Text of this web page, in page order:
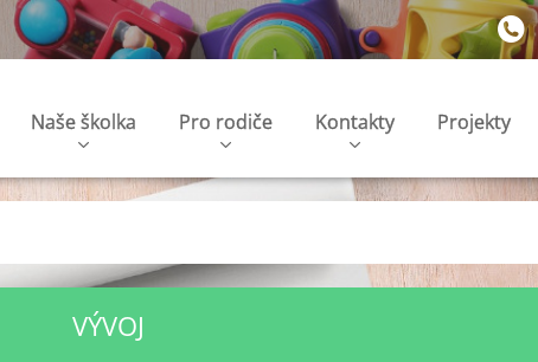
Naše školka Pro rodiče Kontakty Projekty
VÝVOJ